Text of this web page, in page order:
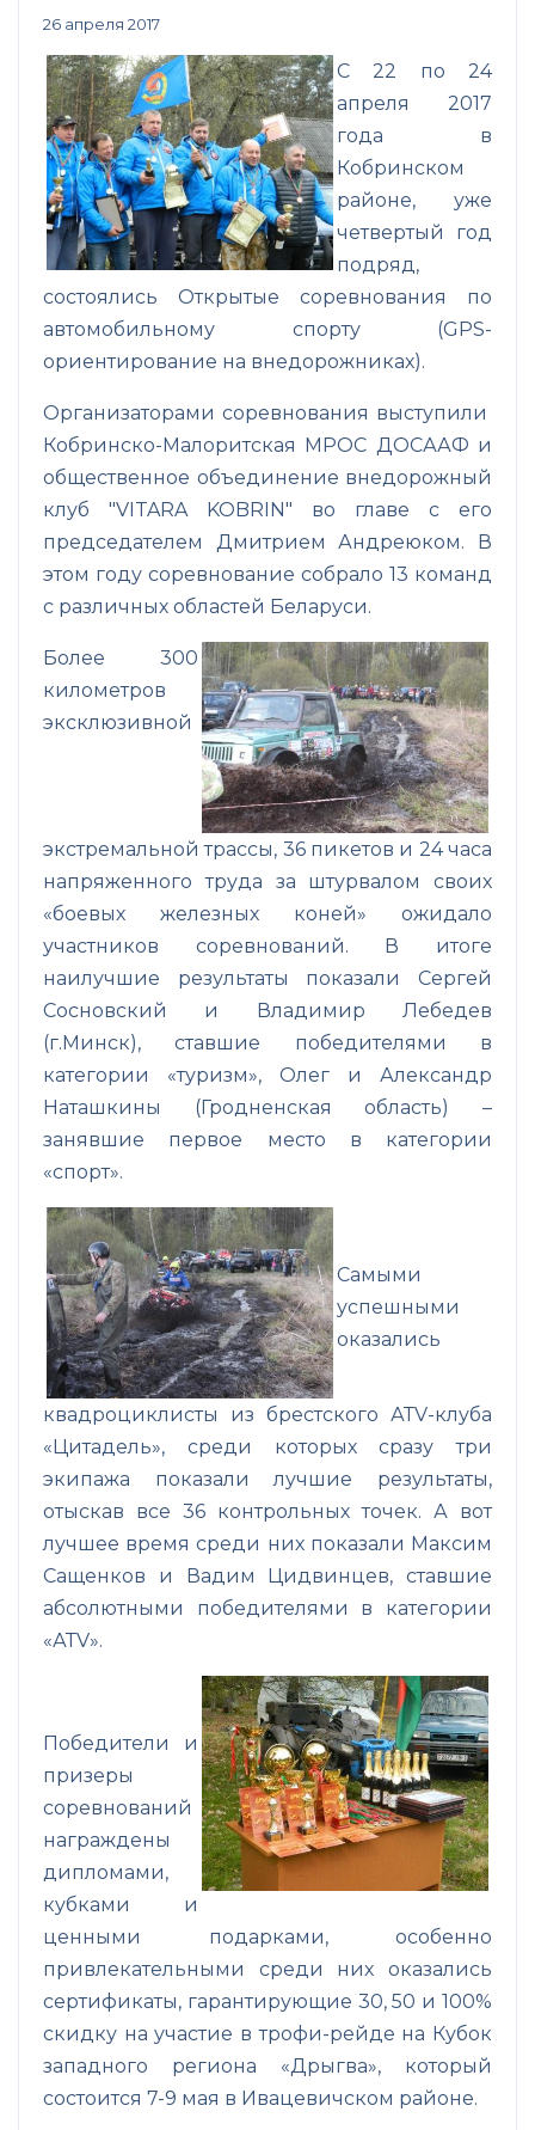
26 апреля 2017
С 22 по 24
апреля 2017
года в
Кобринском
районе, уже
четвертый год
подряд,
состоялись Открытые соревнования по
автомобильному спорту (GPS-
ориентирование на внедорожниках).
Организаторами соревнования выступили
Кобринско-Малоритская МРОС ДОСААФ и
общественное объединение внедорожный
клуб "VITARA KOBRIN" во главе с его
председателем Дмитрием Андреюком. В
этом году соревнование собрало 13 команд
с различных областей Беларуси.
Более 300
километров
эксклюзивной
экстремальной трассы, 36 пикетов и 24 часа
напряженного труда за штурвалом своих
«боевых железных коней» ожидало
участников соревнований. В итоге
наилучшие результаты показали Сергей
Сосновский и Владимир Лебедев
(г.Минск), ставшие победителями в
категории «туризм», Олег и Александр
Наташкины (Гродненская область) –
занявшие первое место в категории
«спорт».
Самыми
успешными
оказались
квадроциклисты из брестского АТV-клуба
«Цитадель», среди которых сразу три
экипажа показали лучшие результаты,
отыскав все 36 контрольных точек. А вот
лучшее время среди них показали Максим
Сащенков и Вадим Цидвинцев, ставшие
абсолютными победителями в категории
«АТV».
Победители и
призеры
соревнований
награждены
дипломами,
кубками и
ценными подарками, особенно
привлекательными среди них оказались
сертификаты, гарантирующие 30, 50 и 100%
скидку на участие в трофи-рейде на Кубок
западного региона «Дрыгва», который
состоится 7-9 мая в Ивацевичском районе.